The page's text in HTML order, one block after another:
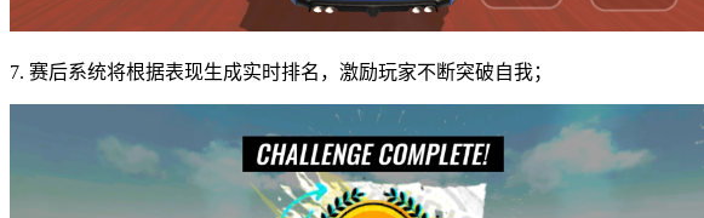
7. 赛后系统将根据表现生成实时排名，激励玩家不断突破自我；